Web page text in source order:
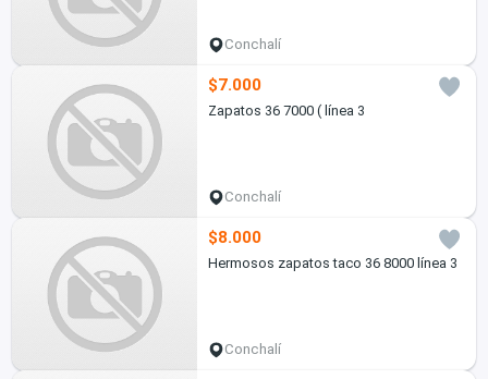
Conchalí
$7.000
Zapatos 36 7000 ( línea 3
Conchalí
$8.000
Hermosos zapatos taco 36 8000 línea 3
Conchalí